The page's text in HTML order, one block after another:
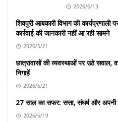
2026/6/13
शिवपुरी आबकारी विभाग की कार्यप्रणाली
कार्रवाई की जानकारी नहीं आ रही सामने
2026/5/21
छात्रावासों की व्यवस्थाओं पर उठे सवाल,
निगाहें
2026/5/21
27 साल का सफर: सत्ता, संघर्ष और अपनी
2026/5/19